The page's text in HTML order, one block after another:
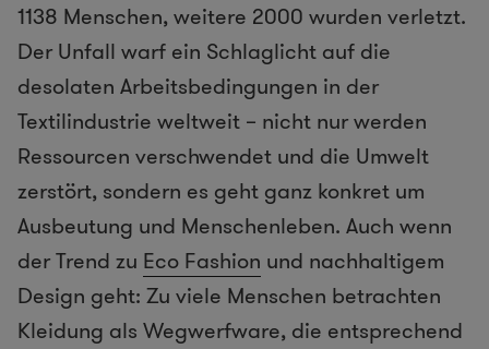
1138 Menschen, weitere 2000 wurden verletzt.
Der Unfall warf ein Schlaglicht auf die
desolaten Arbeitsbedingungen in der
Textilindustrie weltweit – nicht nur werden
Ressourcen verschwendet und die Umwelt
zerstört, sondern es geht ganz konkret um
Ausbeutung und Menschenleben. Auch wenn
der Trend zu Eco Fashion und nachhaltigem
Design geht: Zu viele Menschen betrachten
Kleidung als Wegwerfware, die entsprechend